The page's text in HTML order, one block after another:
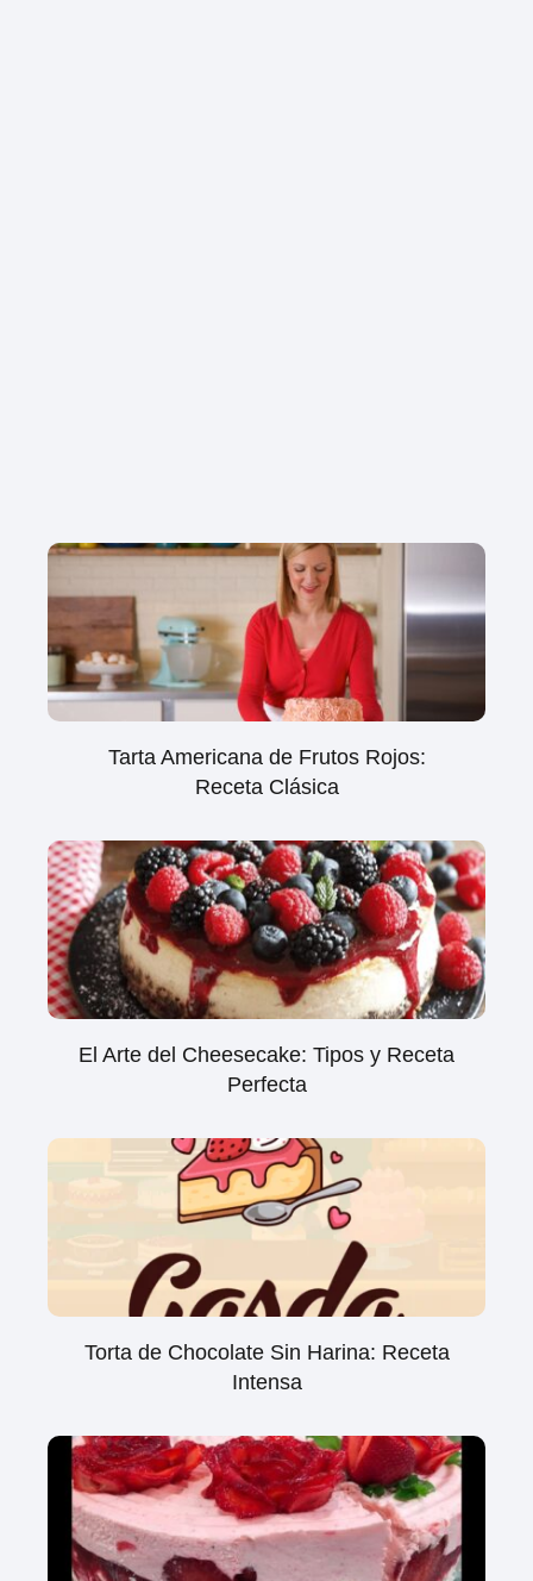
Tarta Americana de Frutos Rojos:
Receta Clásica
El Arte del Cheesecake: Tipos y Receta
Perfecta
Torta de Chocolate Sin Harina: Receta
Intensa